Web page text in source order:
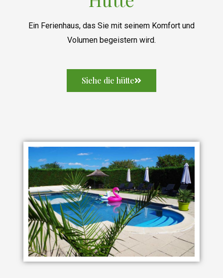
Ein Ferienhaus, das Sie mit seinem Komfort und
Volumen begeistern wird.
Siehe die hütte